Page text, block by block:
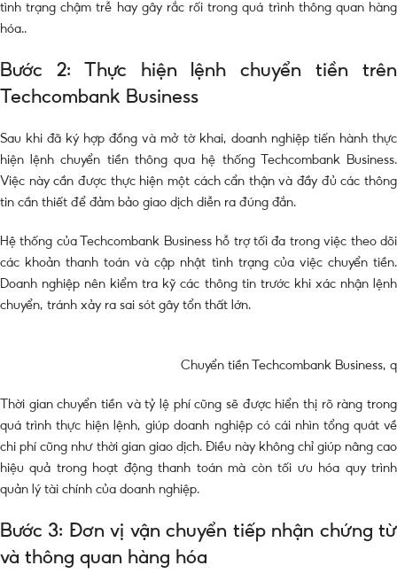
tình trạng chậm trễ hay gây rắc rối trong quá trình thông quan hàng
hóa..
Bước 2: Thực hiện lệnh chuyển tiền trên
Techcombank Business
Sau khi đã ký hợp đồng và mở tờ khai, doanh nghiệp tiến hành thực
hiện lệnh chuyển tiền thông qua hệ thống Techcombank Business.
Việc này cần được thực hiện một cách cẩn thận và đầy đủ các thông
tin cần thiết để đảm bảo giao dịch diễn ra đúng đắn.
Hệ thống của Techcombank Business hỗ trợ tối đa trong việc theo dõi
các khoản thanh toán và cập nhật tình trạng của việc chuyển tiền.
Doanh nghiệp nên kiểm tra kỹ các thông tin trước khi xác nhận lệnh
chuyển, tránh xảy ra sai sót gây tổn thất lớn.
Chuyển tiền Techcombank Business,
Thời gian chuyển tiền và tỷ lệ phí cũng sẽ được hiển thị rõ ràng trong
quá trình thực hiện lệnh, giúp doanh nghiệp có cái nhìn tổng quát về
chi phí cũng như thời gian giao dịch. Điều này không chỉ giúp nâng cao
hiệu quả trong hoạt động thanh toán mà còn tối ưu hóa quy trình
quản lý tài chính của doanh nghiệp.
Bước 3: Đơn vị vận chuyển tiếp nhận chứng từ
và thông quan hàng hóa